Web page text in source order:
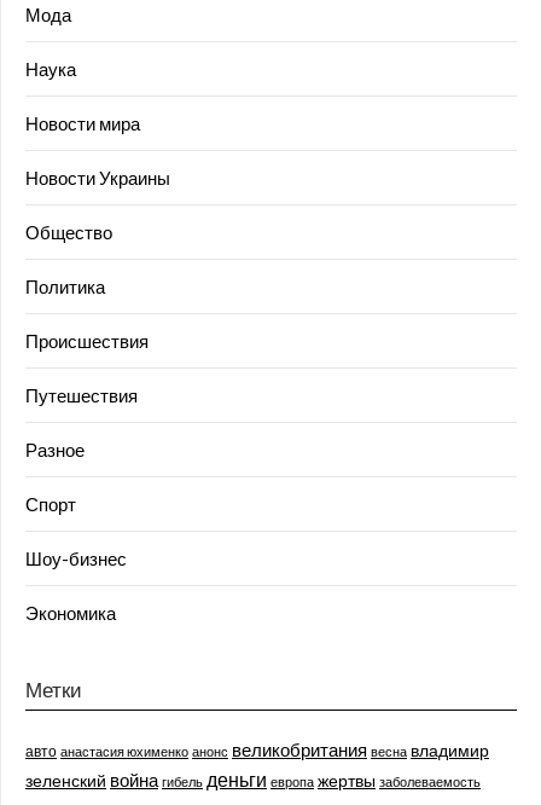
Мода
Наука
Новости мира
Новости Украины
Общество
Политика
Происшествия
Путешествия
Разное
Спорт
Шоу-бизнес
Экономика
Метки
авто анастасия юхименко анонс великобритания весна владимир
зеленский война гибель деньги европа жертвы заболеваемость